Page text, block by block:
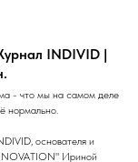
INDIVID |
- что мы на самом деле
нормально.
основателя и
Ириной